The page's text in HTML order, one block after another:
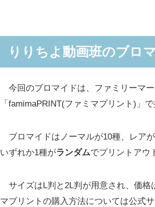
りりちよ動画班のブロ
今回のブロマイドは、ファミリーマ
「famimaPRINT(ファミマプリント)」で
ブロマイドはノーマルが10種、レア
いずれか1種がランダムでプリントアウ
サイズはL判と2L判が用意され、価格
マプリントの購入方法については公式